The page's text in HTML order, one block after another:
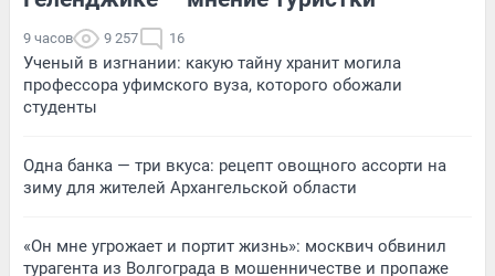
9 часов 9 257 16
Ученый в изгнании: какую тайну хранит могила
профессора уфимского вуза, которого обожали
студенты
Одна банка — три вкуса: рецепт овощного ассорти на
зиму для жителей Архангельской области
«Он мне угрожает и портит жизнь»: москвич обвинил
турагента из Волгограда в мошенничестве и пропаже